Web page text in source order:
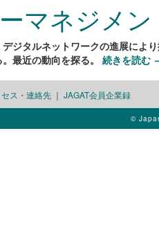
マネジメン
ジタルネットワークの進展によ
最近の動向を探る。 続きを読む
ス・連絡先 ｜ JAGAT会員企業録
©